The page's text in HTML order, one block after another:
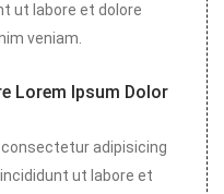
ut labore et dolore
veniam.
Lorem Ipsum Dolor
consectetur adipisicing
ut labore et